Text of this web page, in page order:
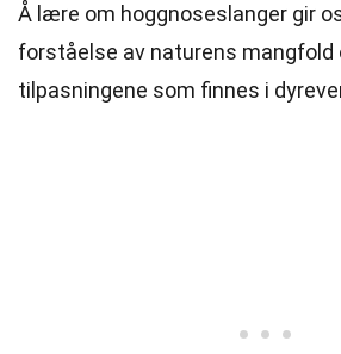
Å lære om hoggnoseslanger gir
forståelse av naturens mangfold
tilpasningene som finnes i